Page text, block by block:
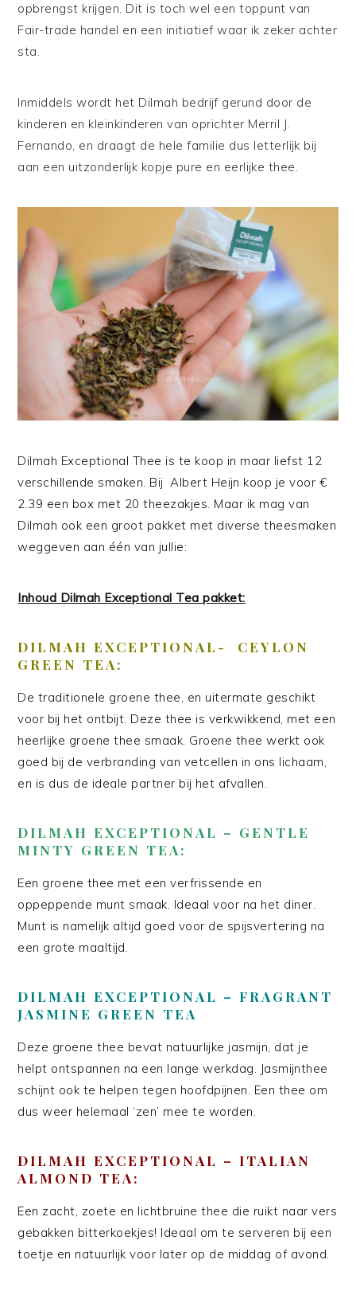
opbrengst krijgen. Dit is toch wel een toppunt van
Fair-trade handel en een initiatief waar ik zeker achter
sta.
Inmiddels wordt het Dilmah bedrijf gerund door de
kinderen en kleinkinderen van oprichter Merril J.
Fernando, en draagt de hele familie dus letterlijk bij
aan een uitzonderlijk kopje pure en eerlijke thee.
Dilmah Exceptional Thee is te koop in maar liefst 12
verschillende smaken. Bij Albert Heijn koop je voor €
2.39 een box met 20 theezakjes. Maar ik mag van
Dilmah ook een groot pakket met diverse theesmaken
weggeven aan één van jullie:
Inhoud Dilmah Exceptional Tea pakket:
DILMAH EXCEPTIONAL- CEYLON
GREEN TEA:
De traditionele groene thee, en uitermate geschikt
voor bij het ontbijt. Deze thee is verkwikkend, met een
heerlijke groene thee smaak. Groene thee werkt ook
goed bij de verbranding van vetcellen in ons lichaam,
en is dus de ideale partner bij het afvallen.
DILMAH EXCEPTIONAL – GENTLE
MINTY GREEN TEA:
Een groene thee met een verfrissende en
oppeppende munt smaak. Ideaal voor na het diner.
Munt is namelijk altijd goed voor de spijsvertering na
een grote maaltijd.
DILMAH EXCEPTIONAL – FRAGRANT
JASMINE GREEN TEA
Deze groene thee bevat natuurlijke jasmijn, dat je
helpt ontspannen na een lange werkdag. Jasmijnthee
schijnt ook te helpen tegen hoofdpijnen. Een thee om
dus weer helemaal ‘zen’ mee te worden.
DILMAH EXCEPTIONAL – ITALIAN
ALMOND TEA:
Een zacht, zoete en lichtbruine thee die ruikt naar vers
gebakken bitterkoekjes! Ideaal om te serveren bij een
toetje en natuurlijk voor later op de middag of avond.